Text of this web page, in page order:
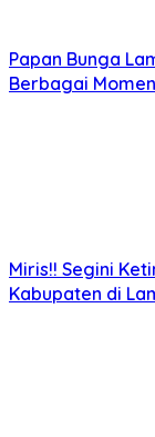
Papan Bunga
Berbagai Momen
Miris!! Segini
Kabupaten di